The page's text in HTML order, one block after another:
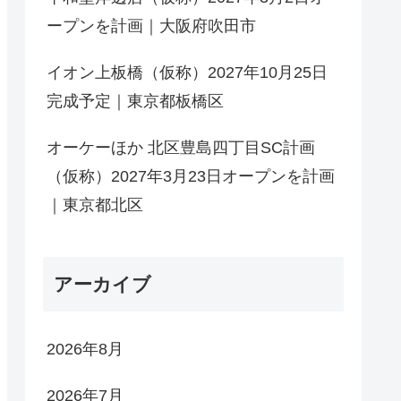
ープンを計画｜大阪府吹田市
イオン上板橋（仮称）2027年10月25日
完成予定｜東京都板橋区
オーケーほか 北区豊島四丁目SC計画
（仮称）2027年3月23日オープンを計画
｜東京都北区
アーカイブ
2026年8月
2026年7月